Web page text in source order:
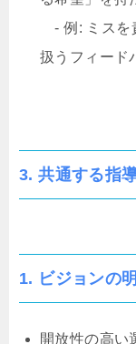
- 例: ミスを
扱うフィード
3. 共通する指
1. ビジョンの
開放性の高い